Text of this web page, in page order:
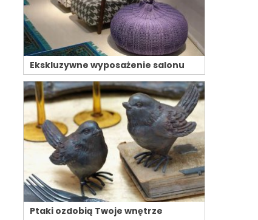
Ekskluzywne wyposażenie salonu
Ptaki ozdobią Twoje wnętrze